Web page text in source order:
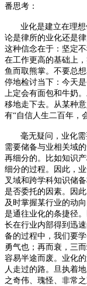
番思考：
业化是建立在理
论是律所的业化还是
这种信念在于：坚定
在工作更高的基础上
鱼而取熊掌。不要总
停地检讨当下：今天
上定会有面包和牛奶
移地走下去。从某种
有“自信人生二百年，
毫无疑问，业化
需要储备与业相关域
再细分的。比如知识
细分的过程。因此，
叉域和跨学科知识储
是否委托的因素。因
及时掌握某行业的动
是通往业化的条捷径
长在行业内部得到迅
备的过程中，我们要
勇气也；再而衰，三
容易半途而废。业化
人走过的路。旦执着
之奇伟、瑰怪、非常